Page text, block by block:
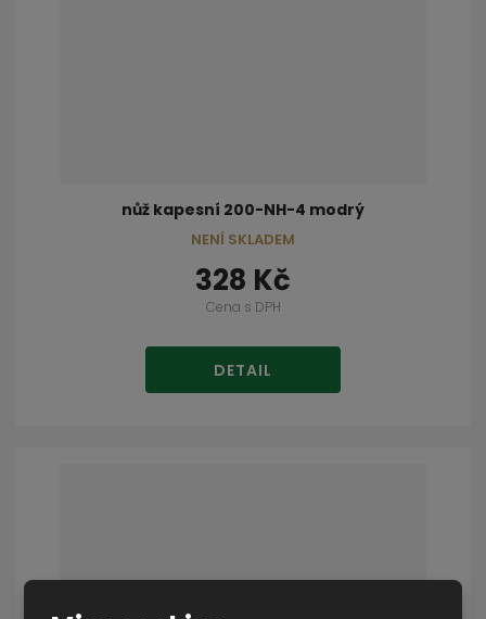
nůž kapesní 200-NH-4 modrý
328 Kč
Cena s DPH
DETAIL
NENÍ SKLADEM